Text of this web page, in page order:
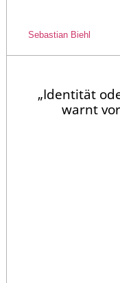
Sebastian Biehl
„Identität
warnt